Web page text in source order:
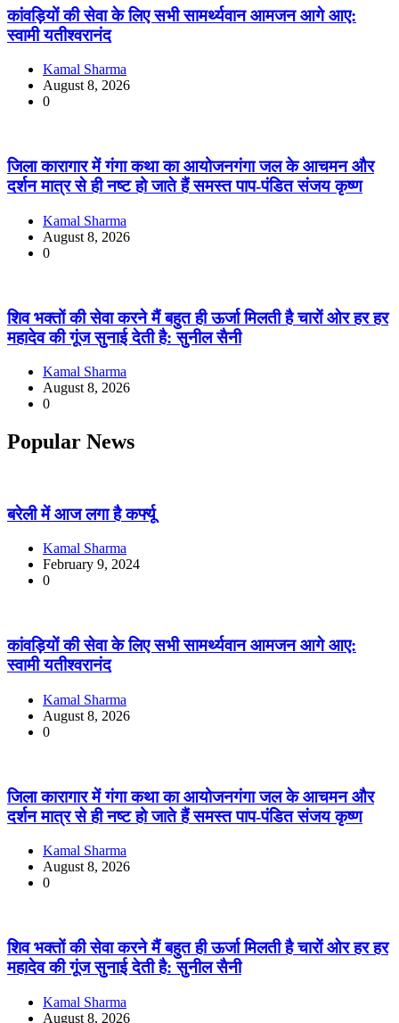
कांवड़ियों की सेवा के लिए सभी सामर्थ्यवान आमजन आगे आए:
स्वामी यतीश्वरानंद
Kamal Sharma
August 8, 2026
0
जिला कारागार में गंगा कथा का आयोजनगंगा जल के आचमन और
दर्शन मात्र से ही नष्ट हो जाते हैं समस्त पाप-पंडित संजय कृष्ण
Kamal Sharma
August 8, 2026
0
शिव भक्तों की सेवा करने मैं बहुत ही ऊर्जा मिलती है चारों ओर हर हर
महादेव की गूंज सुनाई देती है: सुनील सैनी
Kamal Sharma
August 8, 2026
0
Popular News
बरेली में आज लगा है कर्फ्यू
Kamal Sharma
February 9, 2024
0
कांवड़ियों की सेवा के लिए सभी सामर्थ्यवान आमजन आगे आए:
स्वामी यतीश्वरानंद
Kamal Sharma
August 8, 2026
0
जिला कारागार में गंगा कथा का आयोजनगंगा जल के आचमन और
दर्शन मात्र से ही नष्ट हो जाते हैं समस्त पाप-पंडित संजय कृष्ण
Kamal Sharma
August 8, 2026
0
शिव भक्तों की सेवा करने मैं बहुत ही ऊर्जा मिलती है चारों ओर हर हर
महादेव की गूंज सुनाई देती है: सुनील सैनी
Kamal Sharma
August 8, 2026